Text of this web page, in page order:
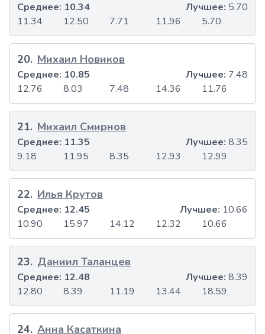
11.34 12.50 7.71 11.96 5.70
Среднее: 10.34 Лучшее: 5.70
20. Михаил Новиков
12.76 8.03 7.48 14.36 11.76
Среднее: 10.85 Лучшее: 7.48
21. Михаил Смирнов
9.18 11.95 8.35 12.93 12.99
Среднее: 11.35 Лучшее: 8.35
22. Илья Крутов
10.90 15.97 14.12 12.32 10.66
Среднее: 12.45 Лучшее: 10.66
23. Даниил Таланцев
12.80 8.39 11.19 13.44 18.59
Среднее: 12.48 Лучшее: 8.39
24. Анна Касаткина